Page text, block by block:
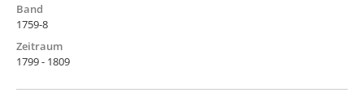
Band
1759-8
Zeitraum
1799 - 1809